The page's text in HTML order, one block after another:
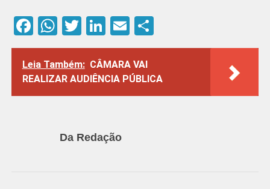
Facebook
WhatsApp
Twitter
LinkedIn
EmailCompartilhar
Leia Também: CÂMARA VAI
REALIZAR AUDIÊNCIA PÚBLICA
Da Redação